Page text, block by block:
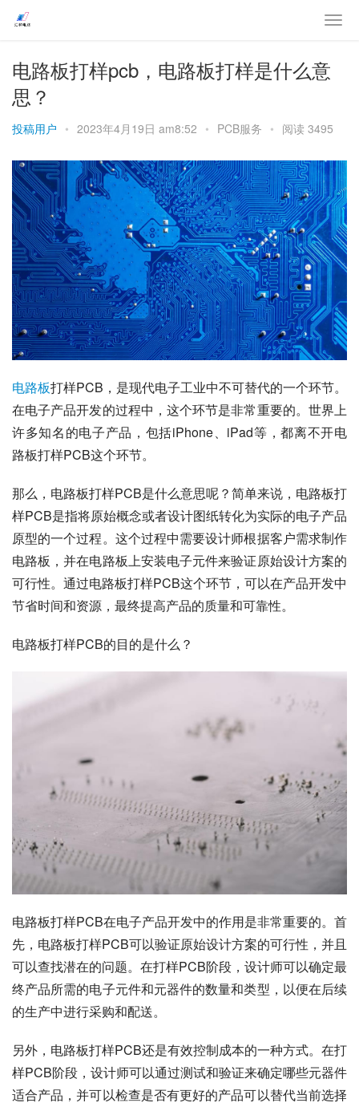
电路板打样pcb，电路板打样是什么意
思？
投稿用户 • 2023年4月19日 am8:52 • PCB服务 • 阅读 3495
电路板打样PCB，是现代电子工业中不可替代的一个环节。
在电子产品开发的过程中，这个环节是非常重要的。世界上
许多知名的电子产品，包括iPhone、iPad等，都离不开电
路板打样PCB这个环节。
那么，电路板打样PCB是什么意思呢？简单来说，电路板打
样PCB是指将原始概念或者设计图纸转化为实际的电子产品
原型的一个过程。这个过程中需要设计师根据客户需求制作
电路板，并在电路板上安装电子元件来验证原始设计方案的
可行性。通过电路板打样PCB这个环节，可以在产品开发中
节省时间和资源，最终提高产品的质量和可靠性。
电路板打样PCB的目的是什么？
电路板打样PCB在电子产品开发中的作用是非常重要的。首
先，电路板打样PCB可以验证原始设计方案的可行性，并且
可以查找潜在的问题。在打样PCB阶段，设计师可以确定最
终产品所需的电子元件和元器件的数量和类型，以便在后续
的生产中进行采购和配送。
另外，电路板打样PCB还是有效控制成本的一种方式。在打
样PCB阶段，设计师可以通过测试和验证来确定哪些元器件
适合产品，并可以检查是否有更好的产品可以替代当前选择